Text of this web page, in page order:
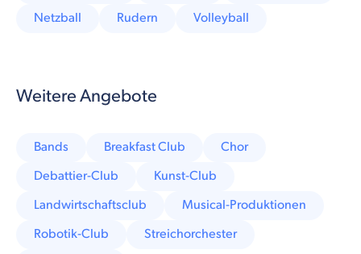
Netzball
Rudern Volleyball
Weitere Angebote
Bands Breakfast Club
Chor
Debattier-Club
Kunst-Club
Landwirtschaftsclub
Musical-Produktionen
Robotik-Club
Streichorchester